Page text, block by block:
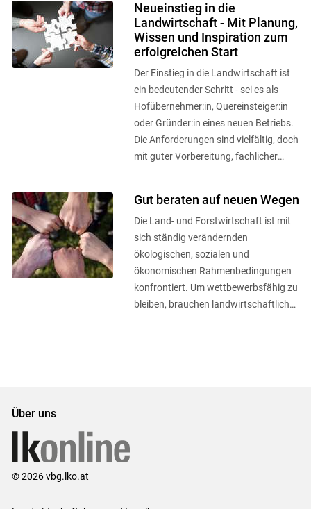
Neueinstieg in die
Landwirtschaft - Mit Planung,
Wissen und Inspiration zum
erfolgreichen Start
Der Einstieg in die Landwirtschaft ist
ein bedeutender Schritt - sei es als
Hofübernehmer:in, Quereinsteiger:in
oder Gründer:in eines neuen Betriebs.
Die Anforderungen sind vielfältig, doch
mit guter Vorbereitung, fachlicher
Gut beraten auf neuen Wegen
Die Land- und Forstwirtschaft ist mit
sich ständig verändernden
ökologischen, sozialen und
ökonomischen Rahmenbedingungen
konfrontiert. Um wettbewerbsfähig zu
bleiben, brauchen landwirtschaftliche
Über uns
© 2026 vbg.lko.at